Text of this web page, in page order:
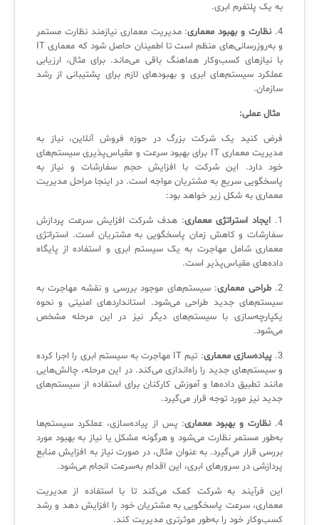
به یک پلتفرم ابری.
4. نظارت و بهبود معماری: مدیریت معماری نیازمند نظارت مستمر
و به‌روزرسانی‌های منظم است تا اطمینان حاصل شود که معماری IT
با نیازهای کسب‌وکار هماهنگ باقی می‌ماند. برای مثال، ارزیابی
عملکرد سیستم‌های ابری و بهبودهای لازم برای پشتیبانی از رشد
سازمان.
مثال عملی:
فرض کنید یک شرکت بزرگ در حوزه فروش آنلاین، نیاز به
مدیریت معماری IT برای بهبود سرعت و مقیاس‌پذیری سیستم‌های
خود دارد. این شرکت با افزایش حجم سفارشات و نیاز به
پاسخگویی سریع به مشتریان مواجه است. در اینجا مراحل مدیریت
معماری به شکل زیر خواهد بود:
1.
ایجاد استراتژی معماری: هدف شرکت افزایش سرعت پردازش
سفارشات و کاهش زمان پاسخگویی به مشتریان است. استراتژی
معماری شامل مهاجرت به یک سیستم ابری و استفاده از پایگاه
داده‌های مقیاس‌پذیر است.
2. طراحی معماری: سیستم‌های موجود بررسی و نقشه مهاجرت به
سیستم‌های جدید طراحی می‌شود. استانداردهای امنیتی و نحوه
یکپارچه‌سازی با سیستم‌های دیگر نیز در این مرحله مشخص
می‌شود.
3. پیاده‌سازی معماری
: تیم IT مهاجرت به سیستم ابری را اجرا کرده
و سیستم‌های جدید را راه‌اندازی می‌کند. در این مرحله، چالش‌هایی
مانند تطبیق داده‌ها و آموزش کارکنان برای استفاده از سیستم‌های
جدید نیز مورد توجه قرار می‌گیرد.
4. نظارت و بهبود معماری: پس از پیاده‌سازی، عملکرد سیستم‌ها
به‌طور مستمر نظارت می‌شود و هرگونه مشکل یا نیاز به بهبود مورد
بررسی قرار می‌گیرد. به عنوان مثال، در صورت نیاز به افزایش منابع
پردازشی در سرورهای ابری، این اقدام به‌سرعت انجام می‌شود.
این فرآیند به شرکت کمک می‌کند تا با استفاده از مدیریت
معماری، سرعت پاسخگویی به مشتریان خود را افزایش دهد و رشد
کسب‌وکار خود را به‌طور موثرتری مدیریت کند.
◉
ManageEngine Malware Protection Plus
سامانه مدیریت دسترسی ممتاز
سامانه مدیریت و مانیتورینگ شبکه